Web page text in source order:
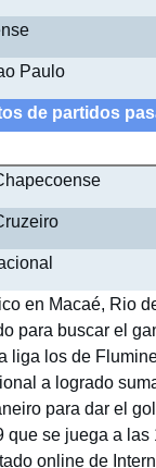
Paulo
de partidos
en Macaé, Rio
para buscar el
liga los de
a logrado
para dar el
se juega a
online de